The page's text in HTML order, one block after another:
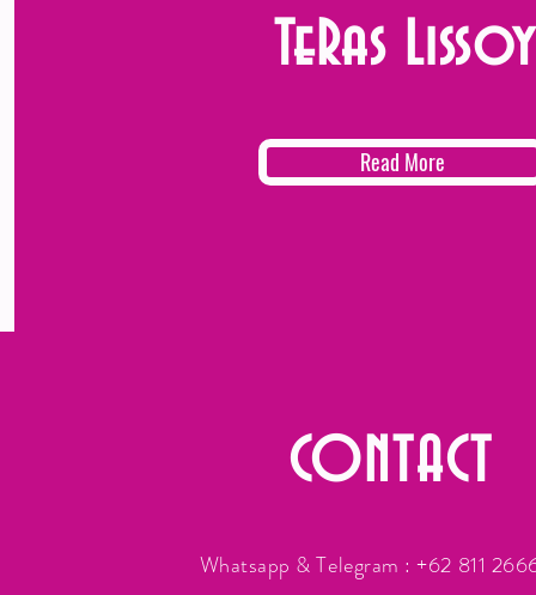
TeRas Lissoy
Read More
CONTACT
Whatsapp & Telegram : +62 811